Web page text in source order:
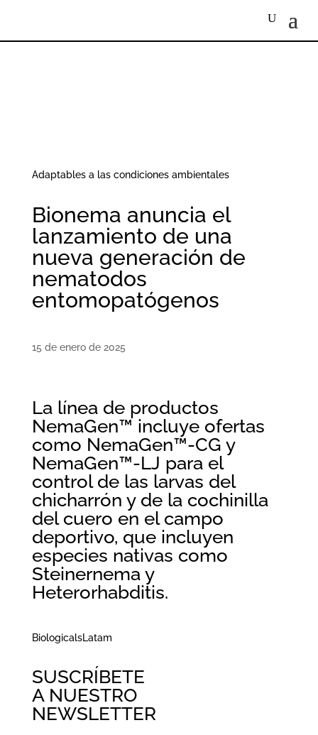
Adaptables a las condiciones ambientales
Bionema anuncia el
lanzamiento de una
nueva generación de
nematodos
entomopatógenos
15 de enero de 2025
La línea de productos
NemaGen™ incluye ofertas
como NemaGen™-CG y
NemaGen™-LJ para el
control de las larvas del
chicharrón y de la cochinilla
del cuero en el campo
deportivo, que incluyen
especies nativas como
Steinernema y
Heterorhabditis.
BiologicalsLatam
SUSCRÍBETE
A NUESTRO
NEWSLETTER